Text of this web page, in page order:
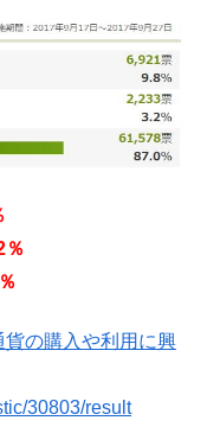
異常増加させる ⇒ 中
好調」のウラで他業
決して良くない。
消費者院が『クーパ
干ばつ
世代駆逐艦
月で対前年同期比
％
の購入や利用に興
30803/result